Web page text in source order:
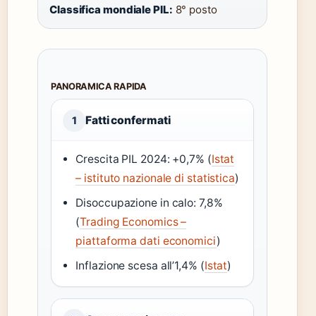
Classifica mondiale PIL: 8° posto
PANORAMICA RAPIDA
1 Fatti confermati
Crescita PIL 2024: +0,7% (Istat
– istituto nazionale di statistica)
Disoccupazione in calo: 7,8%
(Trading Economics –
piattaforma dati economici)
Inflazione scesa all’1,4% (Istat)